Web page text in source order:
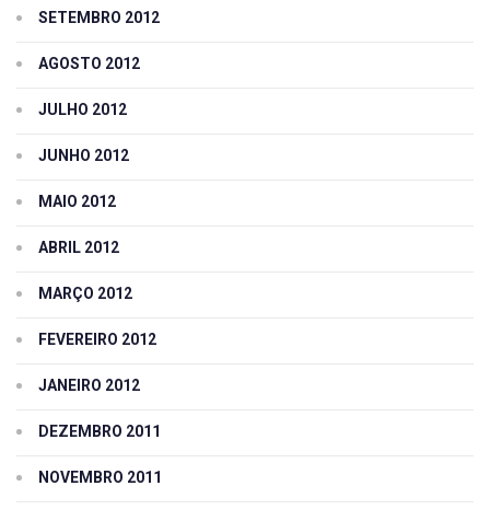
SETEMBRO 2012
AGOSTO 2012
JULHO 2012
JUNHO 2012
MAIO 2012
ABRIL 2012
MARÇO 2012
FEVEREIRO 2012
JANEIRO 2012
DEZEMBRO 2011
NOVEMBRO 2011